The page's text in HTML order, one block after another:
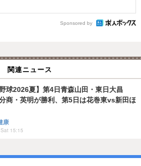
Sponsored by
関連ニュース
野球2026夏】第4日青森山田・東日大昌
商・英明が勝利、第5日は花巻東vs新田ほ
康
15:15